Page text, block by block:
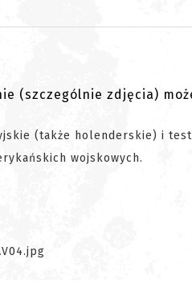
(szczególnie zdjęcia)
(także holenderskie) i
wojskowych.